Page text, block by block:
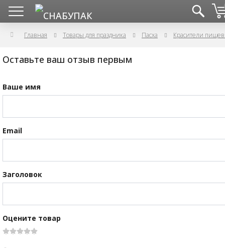
Главная Товары для праздника Пасха Красители
Оставьте ваш отзыв первым
Ваше имя
Email
Заголовок
Оцените товар